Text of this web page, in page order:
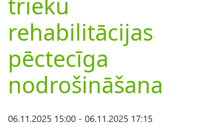
rehabilitācijas
pēctecīga
nodrošināšana
06.11.2025 15:00 - 06.11.2025 17:15